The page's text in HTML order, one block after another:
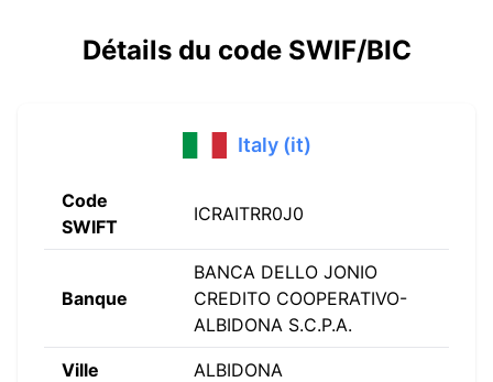
Détails du code SWIF/BIC
Italy (it)
Code
SWIFT
ICRAITRR0J0
Banque
BANCA DELLO JONIO
CREDITO COOPERATIVO-
ALBIDONA S.C.P.A.
Ville ALBIDONA